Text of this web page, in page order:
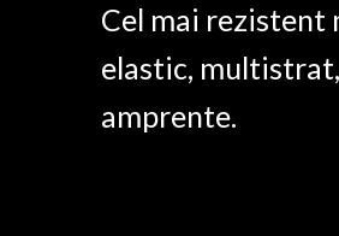
Cel mai
elastic,
amprente.